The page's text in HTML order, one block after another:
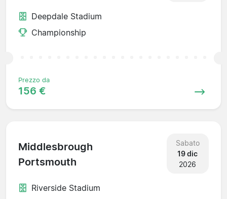
Deepdale Stadium
Championship
Prezzo da
156 €
Middlesbrough
Portsmouth
Sabato
19 dic
2026
Riverside Stadium